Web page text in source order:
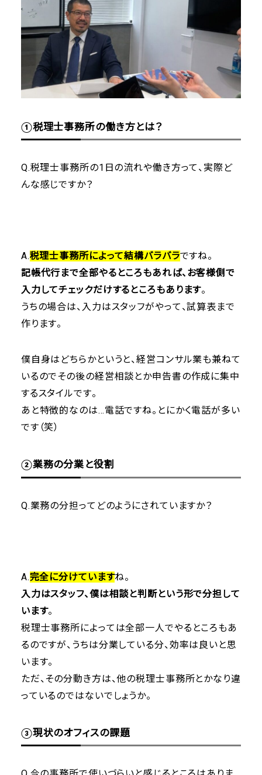
①税理士事務所の働き方とは？
Q.税理士事務所の1日の流れや働き方って、実際ど
んな感じですか？
A.税理士事務所によって結構バラバラですね。
記帳代行まで全部やるところもあれば、お客様側で
入力してチェックだけするところもあります。
うちの場合は、入力はスタッフがやって、試算表まで
作ります。
僕自身はどちらかというと、経営コンサル業も兼ねて
いるのでその後の経営相談とか申告書の作成に集中
するスタイルです。
あと特徴的なのは…電話ですね。とにかく電話が多い
です（笑）
②業務の分業と役割
Q.業務の分担ってどのようにされていますか？
A.完全に分けていますね。
入力はスタッフ、僕は相談と判断という形で分担して
います。
税理士事務所によっては全部一人でやるところもあ
るのですが、うちは分業している分、効率は良いと思
います。
ただ、その分動き方は、他の税理士事務所とかなり違
っているのではないでしょうか。
③現状のオフィスの課題